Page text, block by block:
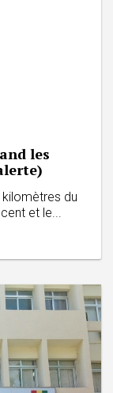
les
du
et le...